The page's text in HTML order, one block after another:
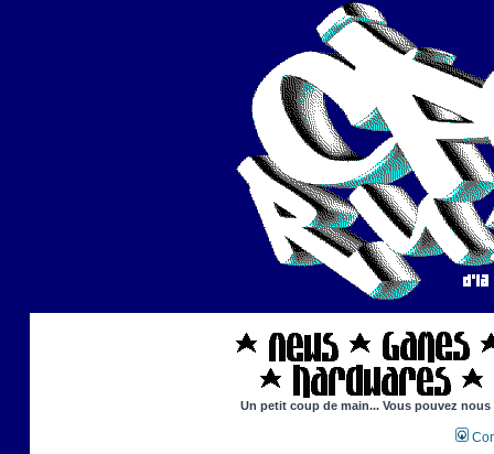
Un petit coup de main... Vous pouvez